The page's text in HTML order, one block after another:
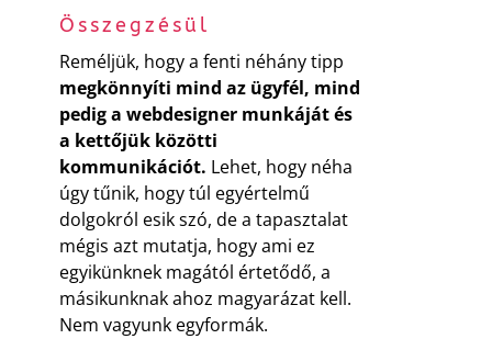
Összegzésül
Reméljük, hogy a fenti néhány tipp
megkönnyíti mind az ügyfél, mind
pedig a webdesigner munkáját és
a kettőjük közötti
kommunikációt. Lehet, hogy néha
úgy tűnik, hogy túl egyértelmű
dolgokról esik szó, de a tapasztalat
mégis azt mutatja, hogy ami ez
egyikünknek magától értetődő, a
másikunknak ahoz magyarázat kell.
Nem vagyunk egyformák.